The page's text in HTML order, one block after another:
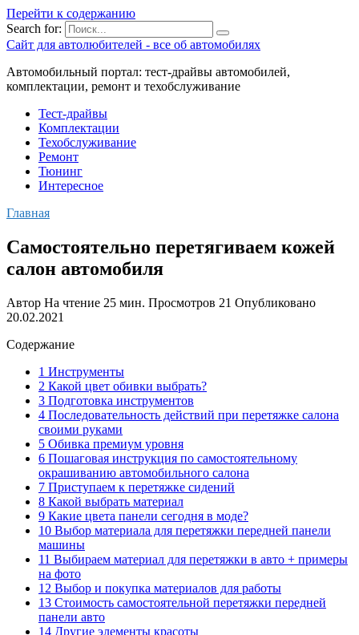
Перейти к содержанию
Search for:
Сайт для автолюбителей - все об автомобилях
Автомобильный портал: тест-драйвы автомобилей,
комплектации, ремонт и техобслуживание
Тест-драйвы
Комплектации
Техобслуживание
Ремонт
Тюнинг
Интересное
Главная
Самостоятельно перетягиваем кожей
салон автомобиля
Автор На чтение 25 мин. Просмотров 21 Опубликовано
20.02.2021
Содержание
1 Инструменты
2 Какой цвет обивки выбрать?
3 Подготовка инструментов
4 Последовательность действий при перетяжке салона
своими руками
5 Обивка премиум уровня
6 Пошаговая инструкция по самостоятельному
окрашиванию автомобильного салона
7 Приступаем к перетяжке сидений
8 Какой выбрать материал
9 Какие цвета панели сегодня в моде?
10 Выбор материала для перетяжки передней панели
машины
11 Выбираем материал для перетяжки в авто + примеры
на фото
12 Выбор и покупка материалов для работы
13 Стоимость самостоятельной перетяжки передней
панели авто
14 Другие элементы красоты